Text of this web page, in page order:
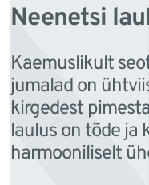
Neenetsi
Kaemuslikult
jumalad on
kirgedest
laulus on tõde
harmooniliselt